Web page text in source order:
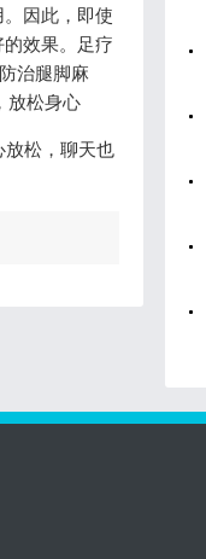
因此，即使
效果。足疗
治腿脚麻
放松身心
放松，聊天也